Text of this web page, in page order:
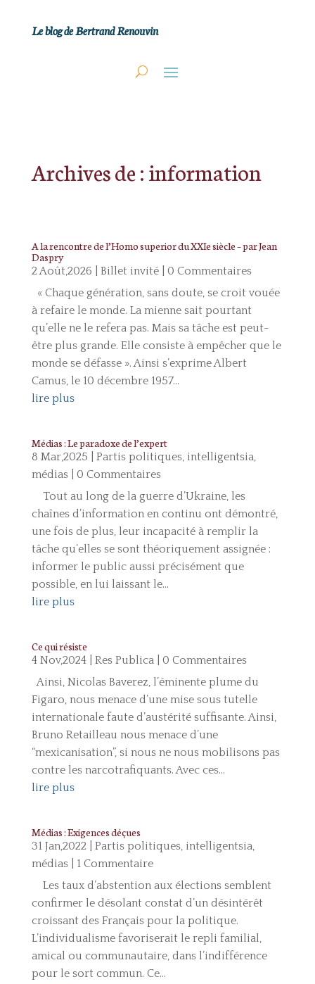
Le blog de Bertrand Renouvin
Archives de : information
A la rencontre de l’Homo superior du XXIe siècle – par Jean
Daspry
2 Août,2026 Billet invité| 0 Commentaires
« Chaque génération, sans doute, se croit vouée
à refaire le monde. La mienne sait pourtant
qu’elle ne le refera pas. Mais sa tâche est peut-
être plus grande. Elle consiste à empêcher que le
monde se défasse ». Ainsi s’exprime Albert
Camus, le 10 décembre 1957...
lire plus
Médias : Le paradoxe de l’expert
8 Mar,2025
Partis politiques, intelligentsia,
médias| 0 Commentaires
Tout au long de la guerre d’Ukraine, les
chaînes d’information en continu ont démontré,
une fois de plus, leur incapacité à remplir la
tâche qu’elles se sont théoriquement assignée :
informer le public aussi précisément que
possible, en lui laissant le...
lire plus
Ce qui résiste
4 Nov,2024| Res Publica| 0 Commentaires
Ainsi, Nicolas Baverez, l’éminente plume du
Figaro, nous menace d’une mise sous tutelle
internationale faute d’austérité suffisante. Ainsi,
Bruno Retailleau nous menace d’une
“mexicanisation”, si nous ne nous mobilisons pas
contre les narcotrafiquants. Avec ces...
lire plus
Médias : Exigences déçues
31 Jan,2022| Partis politiques, intelligentsia,
médias| 1 Commentaire
Les taux d’abstention aux élections semblent
confirmer le désolant constat d’un désintérêt
croissant des Français pour la politique.
L’individualisme favoriserait le repli familial,
amical ou communautaire, dans l’indifférence
pour le sort commun. Ce...